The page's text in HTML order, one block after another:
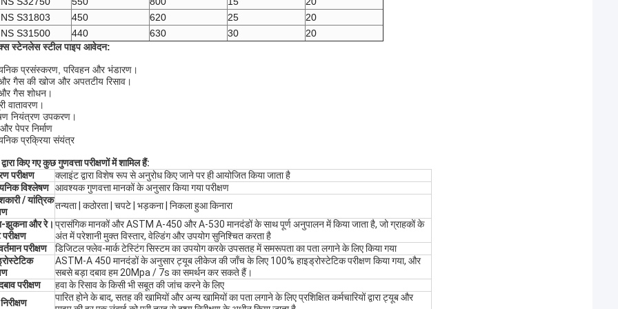
S31803
450 620 25
20
S31500
440 630 30
20
स्टेनलेस स्टील पाइप आवेदन:
प्रसंस्करण, परिवहन और भंडारण।
गैस की खोज और अपतटीय रिसाव।
गैस शोधन।
वातावरण।
नियंत्रण उपकरण।
पेपर निर्माण
प्रक्रिया संयंत्र
किए गए कुछ गुणवत्ता परीक्षणों में शामिल हैं:
परीक्षण
क्लाइंट द्वारा विशेष रूप से अनुरोध किए जाने पर ही आयोजित किया जाता है
विश्लेषण आवश्यक गुणवत्ता मानकों के अनुसार किया गया परीक्षण
/ यांत्रिकतन्यता | कठोरता | चपटे | भड़कना | निकला हुआ किनारा
झुकना और रे। प्रासंगिक मानकों और ASTM A-450 और A-530 मानदंडों के साथ पूर्ण अनुपालन में किया जाता है, जो ग्राहकों के
अंत में परेशानी मुक्त विस्तार, वेल्डिंग और उपयोग सुनिश्चित करता है
परीक्षण
डिजिटल फ्लेव-मार्क टेस्टिंग सिस्टम का उपयोग करके उपसतह में समरूपता का पता लगाने के लिए किया गया
ASTM-A 450 मानदंडों के अनुसार ट्यूब लीकेज की जाँच के लिए 100% हाइड्रोस्टेटिक परीक्षण किया गया, और
सबसे बड़ा दबाव हम 20Mpa / 7s का समर्थन कर सकते हैं।
परीक्षण
हवा के रिसाव के किसी भी सबूत की जांच करने के लिए
पारित होने के बाद, सतह की खामियों और अन्य खामियों का पता लगाने के लिए प्रशिक्षित कर्मचारियों द्वारा ट्यूब और